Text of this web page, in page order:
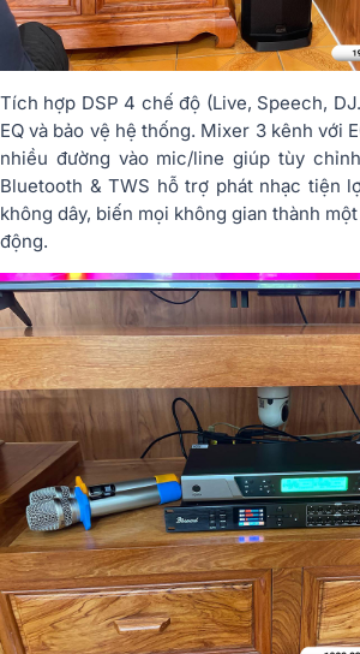
Tích hợp DSP 4 chế độ (Live, Speech,
EQ và bảo vệ hệ thống. Mixer 3 kênh với
nhiều đường vào mic/line giúp tùy
Bluetooth & TWS hỗ trợ phát nhạc tiện
không dây, biến mọi không gian thành
động.